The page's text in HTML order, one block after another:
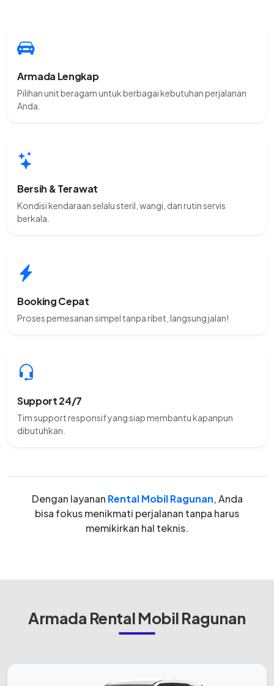
Armada Lengkap
Pilihan unit beragam untuk berbagai kebutuhan perjalanan
Anda.
Bersih & Terawat
Kondisi kendaraan selalu steril, wangi, dan rutin servis
berkala.
Booking Cepat
Proses pemesanan simpel tanpa ribet, langsung jalan!
Support 24/7
Tim support responsif yang siap membantu kapanpun
dibutuhkan.
Dengan layanan Rental Mobil Ragunan, Anda
bisa fokus menikmati perjalanan tanpa harus
memikirkan hal teknis.
Armada Rental Mobil Ragunan